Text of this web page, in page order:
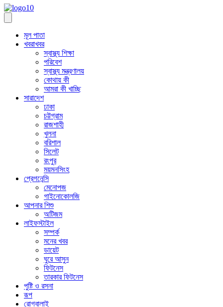
মূল পাতা
খবরাখবর
স্বাস্থ্য শিক্ষা
পরিবেশ
স্বাস্থ্য মন্ত্রণালয়
কোথায় কী
আমরা কী খাচ্ছি
সারাদেশ
ঢাকা
চট্টগ্রাম
রাজশাহী
খুলনা
বরিশাল
সিলেট
রংপুর
ময়মনসিংহ
প্রেগনেন্সি
মেনোপজ
গাইনোকোলজি
আপনার শিশু
অটিজম
লাইফস্টাইল
সম্পর্ক
মনের খবর
ডায়েট
ঘুরে আসুন
ফিটনেস
তারকার ফিটনেস
পুষ্টি ও রসনা
রূপ
রোগবালাই